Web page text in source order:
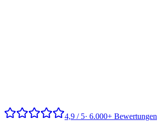
4,9 / 5· 6.000+ Bewertungen